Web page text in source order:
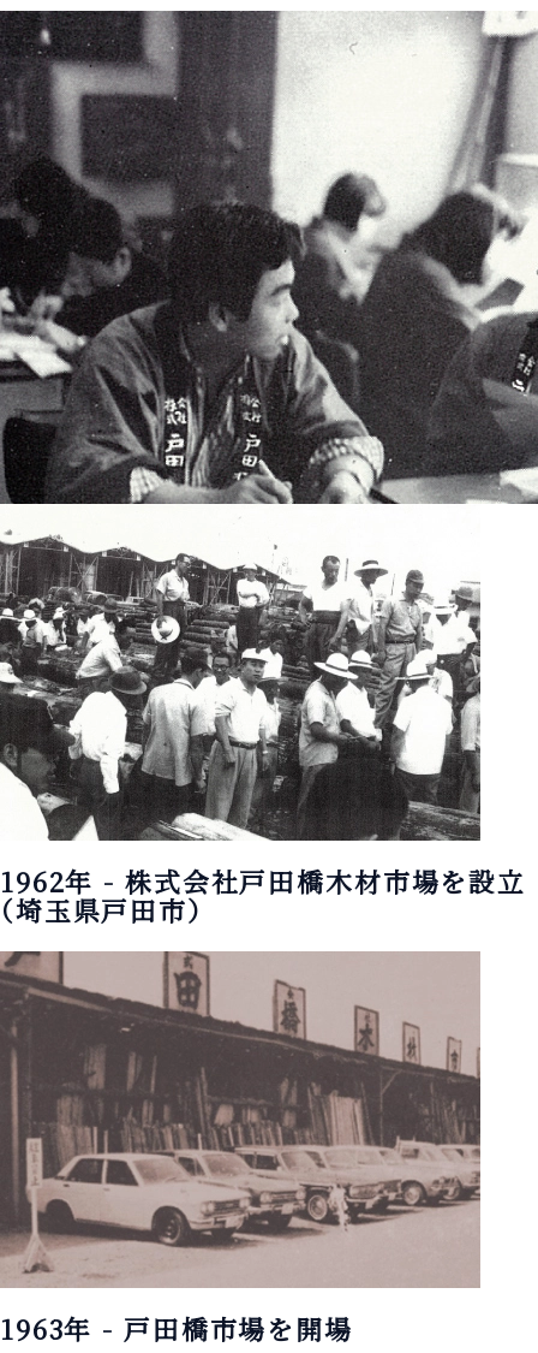
1962年 - 株式会社戸田橋木材市場を設立
（埼玉県戸田市）
1963年 - 戸田橋市場を開場